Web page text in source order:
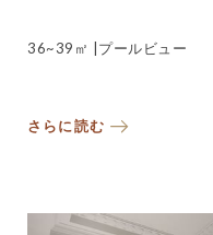
36~39㎡ |プールビュー
さらに読む